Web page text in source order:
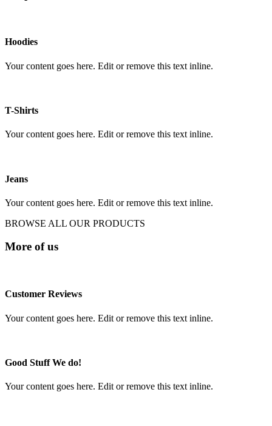
Hoodies
Your content goes here. Edit or remove this text inline.
T-Shirts
Your content goes here. Edit or remove this text inline.
Jeans
Your content goes here. Edit or remove this text inline.
BROWSE ALL OUR PRODUCTS
More of us
Customer Reviews
Your content goes here. Edit or remove this text inline.
Good Stuff We do!
Your content goes here. Edit or remove this text inline.